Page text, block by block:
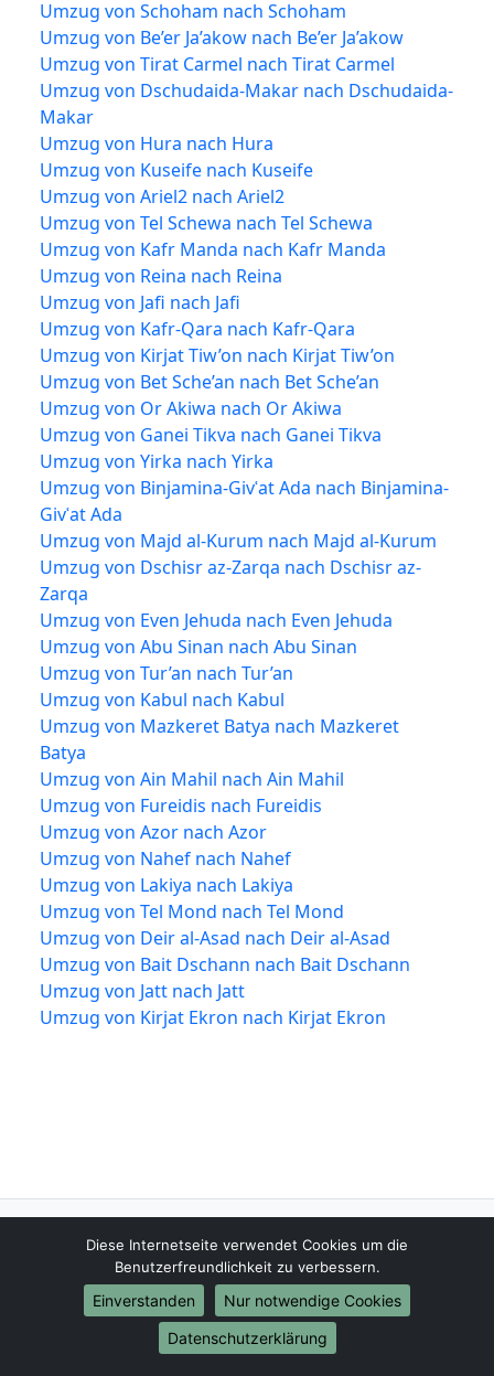
Umzug von Schoham nach Schoham
Umzug von Be’er Ja’akow nach Be’er Ja’akow
Umzug von Tirat Carmel nach Tirat Carmel
Umzug von Dschudaida-Makar nach Dschudaida-
Makar
Umzug von Hura nach Hura
Umzug von Kuseife nach Kuseife
Umzug von Ariel2 nach Ariel2
Umzug von Tel Schewa nach Tel Schewa
Umzug von Kafr Manda nach Kafr Manda
Umzug von Reina nach Reina
Umzug von Jafi nach Jafi
Umzug von Kafr-Qara nach Kafr-Qara
Umzug von Kirjat Tiw’on nach Kirjat Tiw’on
Umzug von Bet Sche’an nach Bet Sche’an
Umzug von Or Akiwa nach Or Akiwa
Umzug von Ganei Tikva nach Ganei Tikva
Umzug von Yirka nach Yirka
Umzug von Binjamina-Givʿat Ada nach Binjamina-
Givʿat Ada
Umzug von Majd al-Kurum nach Majd al-Kurum
Umzug von Dschisr az-Zarqa nach Dschisr az-
Zarqa
Umzug von Even Jehuda nach Even Jehuda
Umzug von Abu Sinan nach Abu Sinan
Umzug von Tur’an nach Tur’an
Umzug von Kabul nach Kabul
Umzug von Mazkeret Batya nach Mazkeret
Batya
Umzug von Ain Mahil nach Ain Mahil
Umzug von Fureidis nach Fureidis
Umzug von Azor nach Azor
Umzug von Nahef nach Nahef
Umzug von Lakiya nach Lakiya
Umzug von Tel Mond nach Tel Mond
Umzug von Deir al-Asad nach Deir al-Asad
Umzug von Bait Dschann nach Bait Dschann
Umzug von Jatt nach Jatt
Umzug von Kirjat Ekron nach Kirjat Ekron
Recklinghausen-Umzugsfirma.de
Recklinghausen
01579-2482373
info@recklinghausen-umzugsfirma.de
Diese Internetseite verwendet Cookies um die
Benutzerfreundlichkeit zu verbessern.
Einverstanden
Nur notwendige Cookies
Datenschutzerklärung